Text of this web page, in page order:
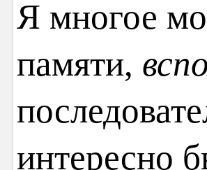
Я многое
памяти,
интересно